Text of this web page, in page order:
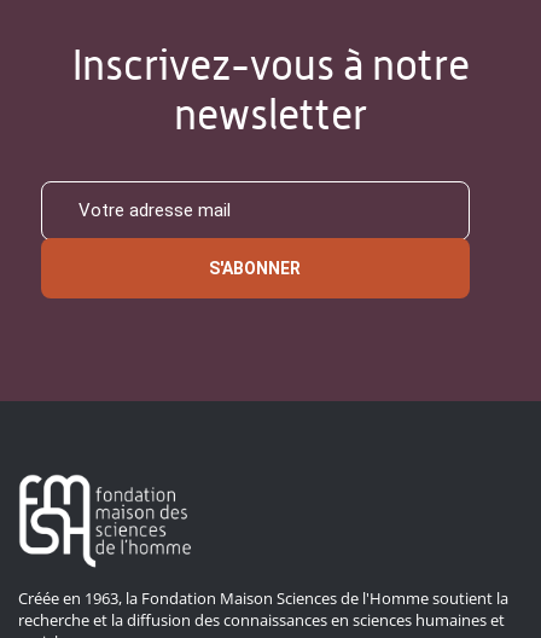
Inscrivez-vous à notre
newsletter
S'ABONNER
Créée en 1963, la Fondation Maison Sciences de l'Homme soutient la
recherche et la diffusion des connaissances en sciences humaines et